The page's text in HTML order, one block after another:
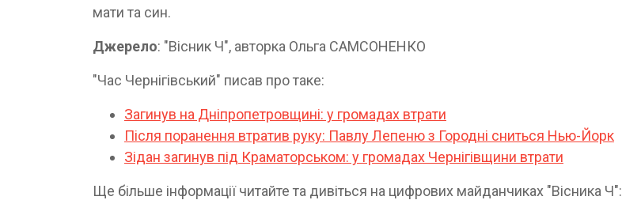
мати та син.
Джерело: "Вісник Ч", авторка Ольга САМСОНЕНКО
"Час Чернігівський" писав про таке:
Загинув на Дніпропетровщині: у громадах втрати
Після поранення втратив руку: Павлу Лепеню з Городні сниться Нью-Йорк
Зідан загинув під Краматорськом: у громадах Чернігівщини втрати
Ще більше інформації читайте та дивіться на цифрових майданчиках "Вісника Ч":